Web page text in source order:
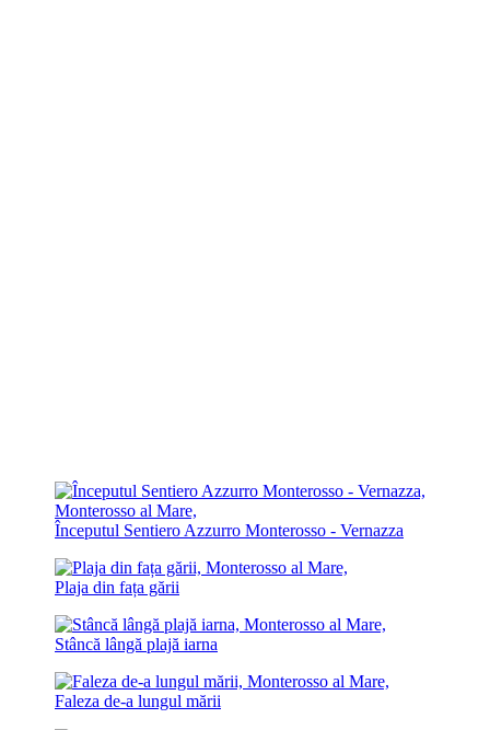
Începutul Sentiero Azzurro Monterosso - Vernazza
Plaja din fața gării
Stâncă lângă plajă iarna
Faleza de-a lungul mării